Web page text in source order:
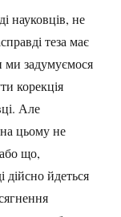
науковців, не
теза має
ми задумуємося
корекція
Але
на цьому не
або що,
йдеться